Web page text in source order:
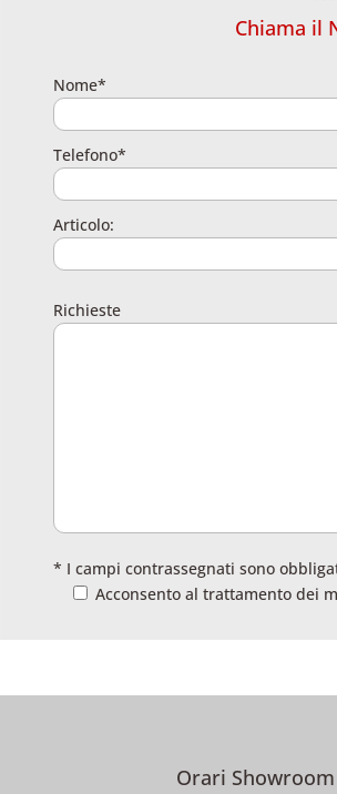
Chiama il
Nome*
Telefono*
Articolo:
Richieste
* I campi contrassegnati sono
Acconsento al trattamento dei
Orari Showroom